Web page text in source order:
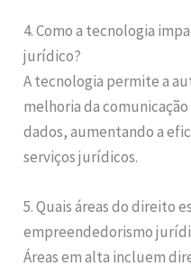
4. Como a tecnologia
jurídico?
A tecnologia permite a
melhoria da
dados, aumentando a
serviços jurídicos.
5. Quais áreas do direito
empreendedorismo
Áreas em alta incluem